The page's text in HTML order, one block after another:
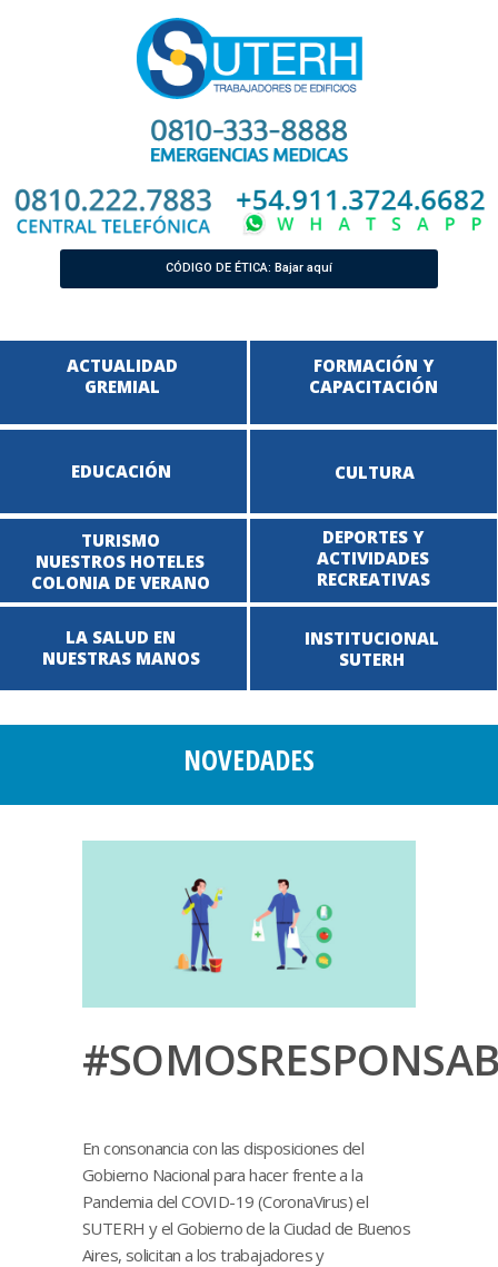
CÓDIGO DE ÉTICA: Bajar aquí
ACTUALIDAD
GREMIAL
EDUCACIÓN CULTURA
TURISMO
NUESTROS HOTELES
COLONIA DE VERANO
DEPORTES Y
ACTIVIDADES
RECREATIVAS
LA SALUD EN
NUESTRAS MANOS
INSTITUCIONAL
SUTERH
FORMACIÓN Y
CAPACITACIÓN
NOVEDADES
En consonancia con las disposiciones del
Gobierno Nacional para hacer frente a la
Pandemia del COVID-19 (CoronaVirus) el
SUTERH y el Gobierno de la Ciudad de Buenos
Aires, solicitan a los trabajadores y